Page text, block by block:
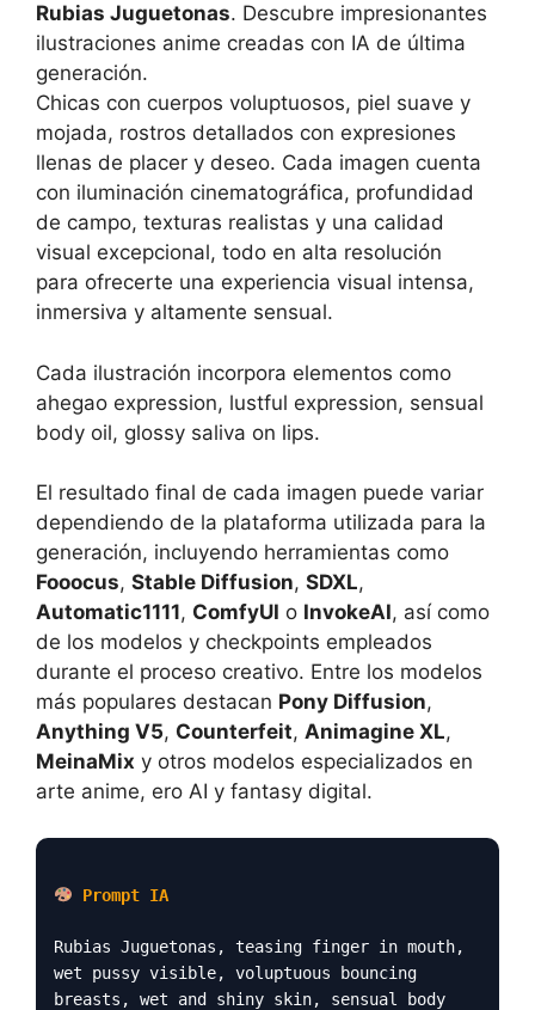
Rubias Juguetonas. Descubre impresionantes
ilustraciones anime creadas con IA de última
generación.
Chicas con cuerpos voluptuosos, piel suave y
mojada, rostros detallados con expresiones
llenas de placer y deseo. Cada imagen cuenta
con iluminación cinematográfica, profundidad
de campo, texturas realistas y una calidad
visual excepcional, todo en alta resolución
para ofrecerte una experiencia visual intensa,
inmersiva y altamente sensual.
Cada ilustración incorpora elementos como
ahegao expression, lustful expression, sensual
body oil, glossy saliva on lips.
El resultado final de cada imagen puede variar
dependiendo de la plataforma utilizada para la
generación, incluyendo herramientas como
Fooocus, Stable Diffusion, SDXL,
Automatic1111, ComfyUI o InvokeAI, así como
de los modelos y checkpoints empleados
durante el proceso creativo. Entre los modelos
más populares destacan Pony Diffusion,
Anything V5, Counterfeit, Animagine XL,
MeinaMix y otros modelos especializados en
arte anime, ero AI y fantasy digital.
Prompt IA
Rubias Juguetonas, teasing finger in mouth,
wet pussy visible, voluptuous bouncing
breasts, wet and shiny skin, sensual body